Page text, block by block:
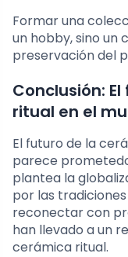
Formar una
un hobby, sino un
preservación del
Conclusión:
ritual en el
El futuro de la
parece
plantea la
por las
reconectar con
han llevado a un
cerámica ritual.